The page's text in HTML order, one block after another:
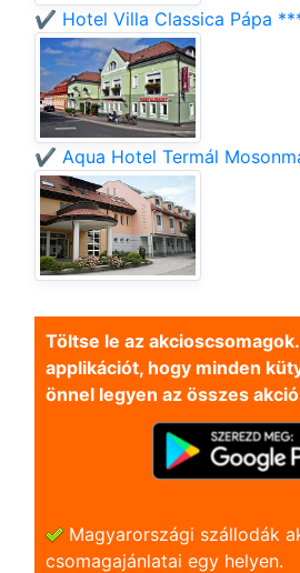
✔️ Hotel Villa Classica Pápa
✔️ Aqua Hotel Termál
Töltse le az
applikációt, hogy minden
önnel legyen az összes
Magyarországi szállodák
csomagajánlatai egy helyen.